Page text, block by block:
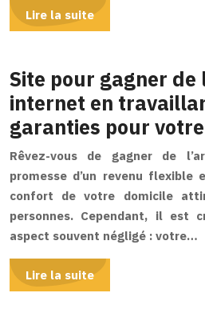
Lire la suite
Site pour gagner de
internet en
garanties pour
Rêvez-vous de gagner de
promesse d’un revenu
confort de votre domicile
personnes. Cependant, il est
aspect souvent négligé : votre…
Lire la suite